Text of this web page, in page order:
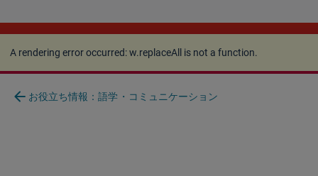
A rendering error occurred:w.replaceAll is not a
function.
A rendering error occurred:w.replaceAll is not a function.
arrow_back お役立ち情報：語学・コミュニケーション